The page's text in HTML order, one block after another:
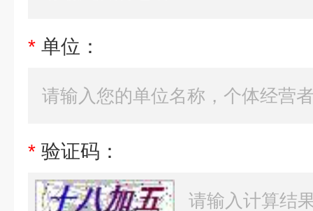
* 单位：
* 验证码：